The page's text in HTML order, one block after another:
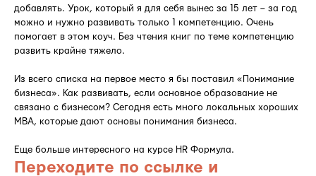
добавлять. Урок, который я для себя вынес за 15 лет – за год
можно и нужно развивать только 1 компетенцию. Очень
помогает в этом коуч. Без чтения книг по теме компетенцию
развить крайне тяжело.
Из всего списка на первое место я бы поставил «Понимание
бизнеса». Как развивать, если основное образование не
связано с бизнесом? Сегодня есть много локальных хороших
MBA, которые дают основы понимания бизнеса.
Еще больше интересного на курсе HR Формула.
Переходите по ссылке и